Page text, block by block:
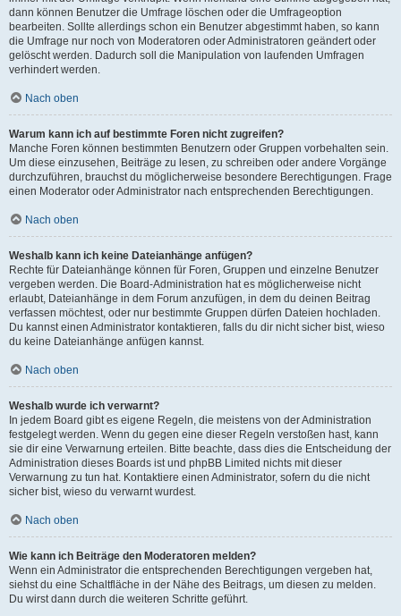
dann können Benutzer die Umfrage löschen oder die Umfrageoption
bearbeiten. Sollte allerdings schon ein Benutzer abgestimmt haben, so kann
die Umfrage nur noch von Moderatoren oder Administratoren geändert oder
gelöscht werden. Dadurch soll die Manipulation von laufenden Umfragen
verhindert werden.
Nach oben
Warum kann ich auf bestimmte Foren nicht zugreifen?
Manche Foren können bestimmten Benutzern oder Gruppen vorbehalten sein.
Um diese einzusehen, Beiträge zu lesen, zu schreiben oder andere Vorgänge
durchzuführen, brauchst du möglicherweise besondere Berechtigungen. Frage
einen Moderator oder Administrator nach entsprechenden Berechtigungen.
Nach oben
Weshalb kann ich keine Dateianhänge anfügen?
Rechte für Dateianhänge können für Foren, Gruppen und einzelne Benutzer
vergeben werden. Die Board-Administration hat es möglicherweise nicht
erlaubt, Dateianhänge in dem Forum anzufügen, in dem du deinen Beitrag
verfassen möchtest, oder nur bestimmte Gruppen dürfen Dateien hochladen.
Du kannst einen Administrator kontaktieren, falls du dir nicht sicher bist, wieso
du keine Dateianhänge anfügen kannst.
Nach oben
Weshalb wurde ich verwarnt?
In jedem Board gibt es eigene Regeln, die meistens von der Administration
festgelegt werden. Wenn du gegen eine dieser Regeln verstoßen hast, kann
sie dir eine Verwarnung erteilen. Bitte beachte, dass dies die Entscheidung der
Administration dieses Boards ist und phpBB Limited nichts mit dieser
Verwarnung zu tun hat. Kontaktiere einen Administrator, sofern du die nicht
sicher bist, wieso du verwarnt wurdest.
Nach oben
Wie kann ich Beiträge den Moderatoren melden?
Wenn ein Administrator die entsprechenden Berechtigungen vergeben hat,
siehst du eine Schaltfläche in der Nähe des Beitrags, um diesen zu melden.
Du wirst dann durch die weiteren Schritte geführt.